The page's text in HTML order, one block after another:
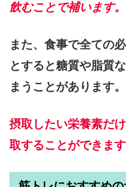
飲むことで補います。
また、食事で全ての
とすると糖質や脂質
まうことがあります。
摂取したい栄養素だ
取することができます